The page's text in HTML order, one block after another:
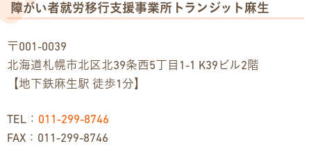
障がい者就労移行支援事業所トランジット麻生
〒001-0039
北海道札幌市北区北39条西5丁目1-1 K39ビル2階
【地下鉄麻生駅 徒歩1分】
TEL： 011-299-8746
FAX：011-299-8746